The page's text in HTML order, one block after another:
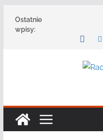
Ostatnie
wpisy: